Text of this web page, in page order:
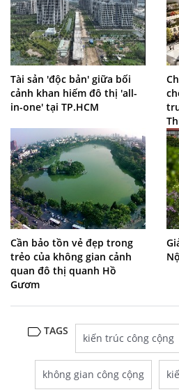
Tài sản 'độc bản' giữa bối
cảnh khan hiếm đô thị 'all-
in-one' tại TP.HCM
Cần bảo tồn vẻ đẹp trong
trẻo của không gian cảnh
quan đô thị quanh Hồ
Gươm
TAGS
kiến trúc công cộng
không gian công cộng